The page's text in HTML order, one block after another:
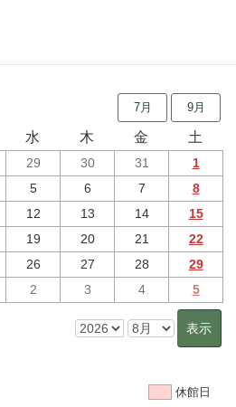
7月 9月
水 木 金 土
29 30 31
1
5 6 7
8
12 13 14
15
19 20 21
22
26 27 28
29
2 3 4 5
休館日